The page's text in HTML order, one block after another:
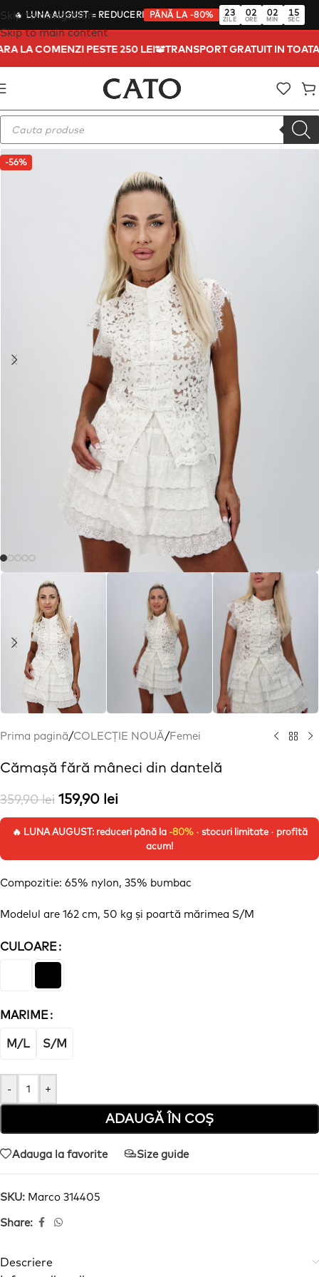
🔥 LUNA AUGUST= REDUCERI PÂNĂ LA -80% 23
ZILE
02
ORE
02
MIN
15
SEC
Skip to navigation
Skip to main content
LA COMENZI PESTE 250 LEI TRANSPORT GRATUIT IN
-56%
Prima pagină/COLECȚIE NOUĂ/Femei
Cămașă fără mâneci din dantelă
359,90lei 159,90 lei
🔥 LUNA AUGUST: reduceri până la -80%· stocuri limitate · profită
acum!
Compozitie: 65% nylon, 35% bumbac
Modelul are 162 cm, 50 kg și poartă mărimea S/M
CULOARE
MARIME
M/L S/M
- +
ADAUGĂ ÎN COȘ
Adauga la favorite Size guide
SKU: Marco 314405
Share:
Descriere